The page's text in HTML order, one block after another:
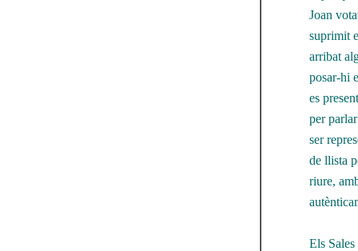
Joan
suprimit
arribat
posar-hi
es
per
ser
de llista
riure,
Els